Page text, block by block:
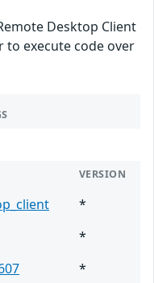
Desktop Client
execute code over
VERSION
*
*
*